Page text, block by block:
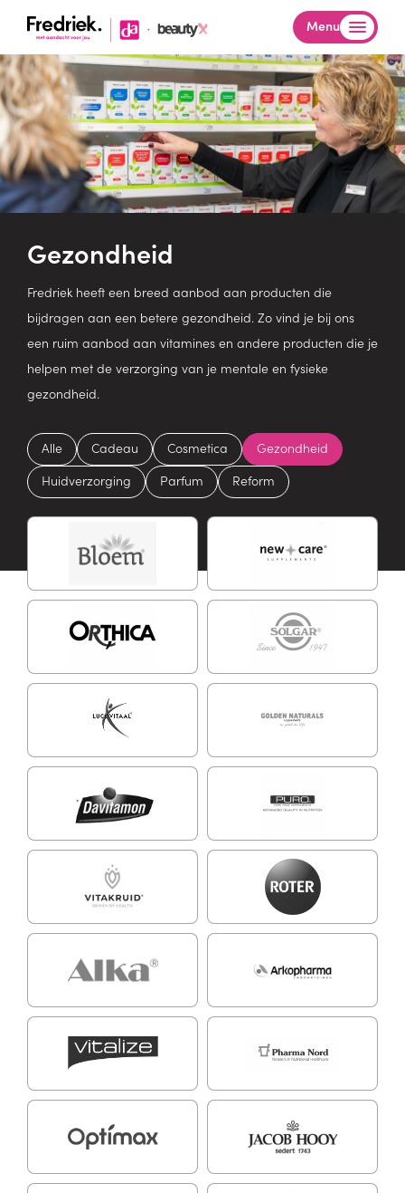
Menu
Gezondheid
Fredriek heeft een breed aanbod aan producten die
bijdragen aan een betere gezondheid. Zo vind je bij ons
een ruim aanbod aan vitamines en andere producten die je
helpen met de verzorging van je mentale en fysieke
gezondheid.
Alle Cadeau Cosmetica
Gezondheid
Huidverzorging
Parfum Reform